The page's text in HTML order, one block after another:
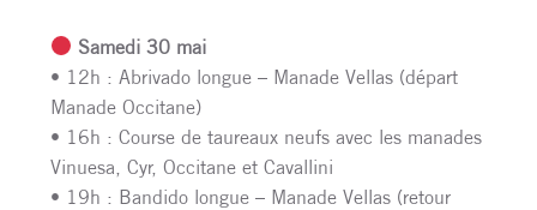
Samedi 30 mai
• 12h : Abrivado longue – Manade Vellas (départ
Manade Occitane)
• 16h : Course de taureaux neufs avec les manades
Vinuesa, Cyr, Occitane et Cavallini
• 19h : Bandido longue – Manade Vellas (retour